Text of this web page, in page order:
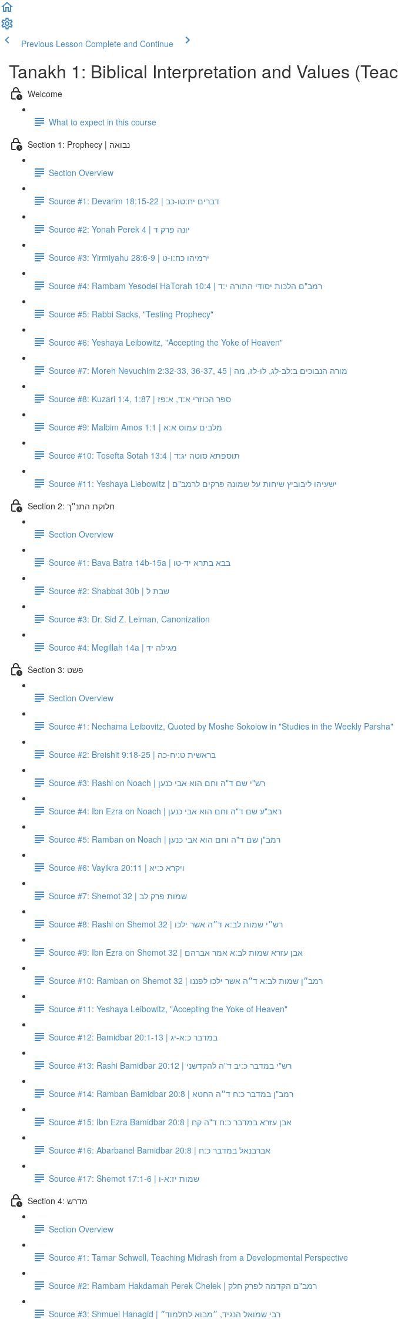
Previous Lesson Complete and Continue
Tanakh 1: Biblical Interpretation and Values
Welcome
What to expect in this course
Section 1: Prophecy | נבואה
Section Overview
Source #1: Devarim 18:15-22 | דברים יח:טו-כב
Source #2: Yonah Perek 4 | יונה פרק ד
Source #3: Yirmiyahu 28:6-9 | ירמיהו כח:ו-ט
Source #4: Rambam Yesodei HaTorah 10:4 | רמב"ם הלכות יסודי התורה י:ד
Source #5: Rabbi Sacks, "Testing Prophecy"
Source #6: Yeshaya Leibowitz, "Accepting the Yoke of Heaven"
Source #7: Moreh Nevuchim 2:32-33, 36-37, 45 | מורה הנבוכים ב:לב-לג, לו-לז, מה
Source #8: Kuzari 1:4, 1:87 | ספר הכוזרי א:ד, א:פז
Source #9: Malbim Amos 1:1 | מלבים עמוס א:א
Source #10: Tosefta Sotah 13:4 | תוספתא סוטה יג:ד
Source #11: Yeshaya Liebowitz | ישעיהו ליבוביץ שיחות על שמונה פּרקים לרמב"ם
Section 2: חלוקת התנ״ך
Section Overview
Source #1: Bava Batra 14b-15a | בבא בתרא יד-טו
Source #2: Shabbat 30b | שבת ל
Source #3: Dr. Sid Z. Leiman, Canonization
Source #4: Megillah 14a | מגילה יד
Section 3: פשט
Section Overview
Source #1: Nechama Leibovitz, Quoted by Moshe Sokolow in "Studies in the Weekly Parsha"
Source #2: Breishit 9:18-25 | בראשית ט:יח-כה
Source #3: Rashi on Noach | רש"י שם ד"ה וחם הוא אבי כנען
Source #4: Ibn Ezra on Noach | ראב"ע שם ד"ה וחם הוא אבי כנען
Source #5: Ramban on Noach | רמב"ן שם ד"ה וחם הוא אבי כנען
Source #6: Vayikra 20:11 | ויקרא כ:יא
Source #7: Shemot 32 | שמות פרק לב
Source #8: Rashi on Shemot 32 | רש״י שמות לב:א ד״ה אשר ילכו
Source #9: Ibn Ezra on Shemot 32 | אבן עזרא שמות לב:א אמר אברהם
Source #10: Ramban on Shemot 32 | רמב״ן שמות לב:א ד״ה אשר ילכו לפננו
Source #11: Yeshaya Leibowitz, "Accepting the Yoke of Heaven"
Source #12: Bamidbar 20:1-13 | במדבר כ:א-יג
Source #13: Rashi Bamidbar 20:12 | רש"י במדבר כ:יב ד"ה להקדשני
Source #14: Ramban Bamidbar 20:8 | רמב"ן במדבר כ:ח ד״ה החטא
Source #15: Ibn Ezra Bamidbar 20:8 | אבן עזרא במדבר כ:ח ד"ה קח
Source #16: Abarbanel Bamidbar 20:8 | אברבנאל במדבר כ:ח
Source #17: Shemot 17:1-6 | שמות יז:א-ו
Section 4: מדרש
Section Overview
Source #1: Tamar Schwell, Teaching Midrash from a Developmental Perspective
Source #2: Rambam Hakdamah Perek Chelek | רמב"ם הקדמה לפרק חלק
Source #3: Shmuel Hanagid | רבי שמואל הנגיד, ״מבוא לתלמוד״